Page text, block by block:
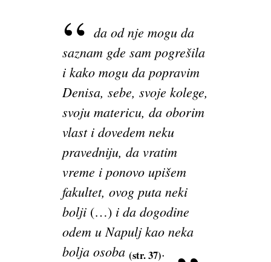
da od nje mogu da
saznam gde sam pogrešila
i kako mogu da popravim
Denisa, sebe, svoje kolege,
svoju matericu, da oborim
vlast i dovedem neku
pravedniju, da vratim
vreme i ponovo upišem
fakultet, ovog puta neki
bolji (…) i da dogodine
odem u Napulj kao neka
bolja osoba (str. 37).